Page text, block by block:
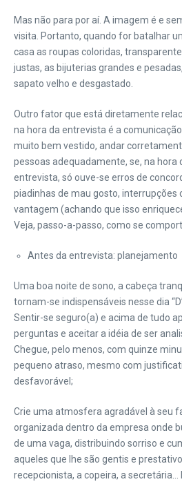
Mas não para por aí. A imagem é e
visita. Portanto, quando for batalhar
casa as roupas coloridas,
justas, as bijuterias grandes e
sapato velho e desgastado.
Outro fator que está diretamente
na hora da entrevista é a
muito bem vestido, andar
pessoas adequadamente, se, na hora
entrevista, só ouve-se erros de
piadinhas de mau gosto, interrupções
vantagem (achando que isso
Veja, passo-a-passo, como se
Antes da entrevista: planejamento
Uma boa noite de sono, a cabeça
tornam-se indispensáveis nesse dia
Sentir-se seguro(a) e acima de tudo
perguntas e aceitar a idéia de ser
Chegue, pelo menos, com quinze
pequeno atraso, mesmo com
desfavorável;
Crie uma atmosfera agradável à seu
organizada dentro da empresa onde
de uma vaga, distribuindo sorriso e
aqueles que lhe são gentis e
recepcionista, a copeira, a secretária…